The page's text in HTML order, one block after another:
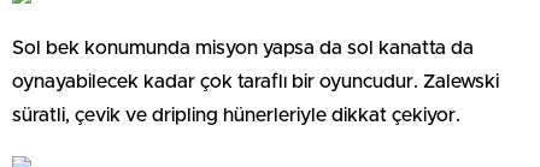
Sol bek konumunda misyon yapsa da sol kanatta da
oynayabilecek kadar çok taraflı bir oyuncudur. Zalewski
süratli, çevik ve dripling hünerleriyle dikkat çekiyor.